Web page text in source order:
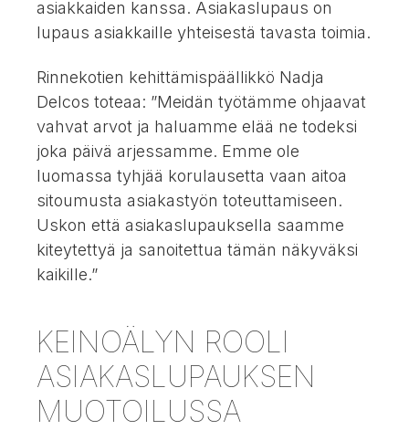
asiakkaiden kanssa. Asiakaslupaus on
lupaus asiakkaille yhteisestä tavasta toimia.
Rinnekotien kehittämispäällikkö Nadja
Delcos toteaa: ”Meidän työtämme ohjaavat
vahvat arvot ja haluamme elää ne todeksi
joka päivä arjessamme. Emme ole
luomassa tyhjää korulausetta vaan aitoa
sitoumusta asiakastyön toteuttamiseen.
Uskon että asiakaslupauksella saamme
kiteytettyä ja sanoitettua tämän näkyväksi
kaikille.”
KEINOÄLYN ROOLI
ASIAKASLUPAUKSEN
MUOTOILUSSA